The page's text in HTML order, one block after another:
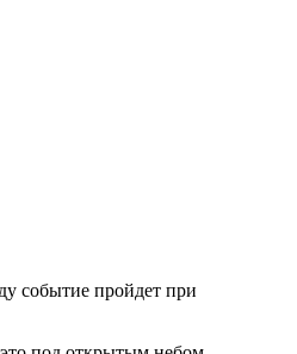
событие пройдет при